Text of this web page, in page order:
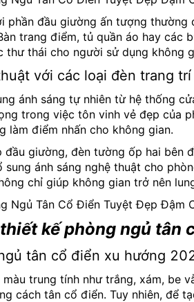
phần đầu giường ấn tượng
trang điểm, tủ quần áo hay
thư thái cho người sử dụng không
với các loại đèn trang
ánh sáng tự nhiên từ hệ thống
trong việc tôn vinh vẻ đẹp của
làm điểm nhấn cho không gian.
giường, đèn tường ốp hai bên
ánh sáng nghệ thuật cho
chỉ giúp không gian trở nên
kế phòng ngủ tân
tân cổ điển xu hướng
trung tính như trắng, xám, be
cách tân cổ điển. Tuy nhiên, để